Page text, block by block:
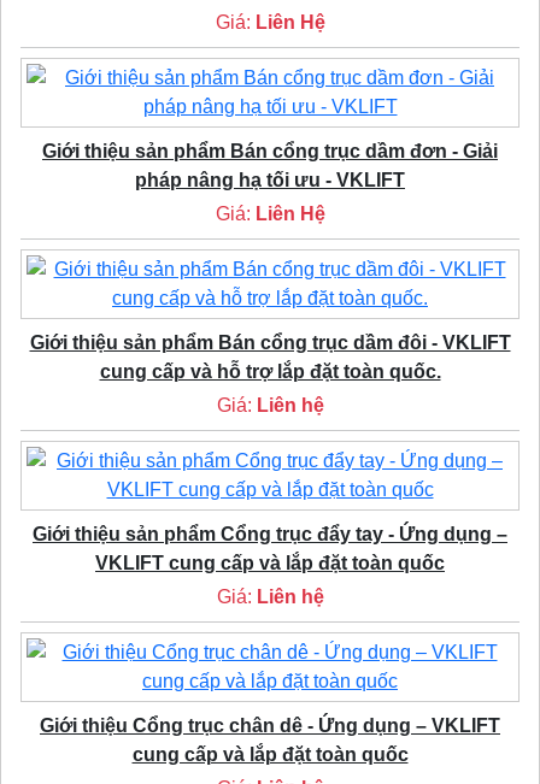
Giá: Liên Hệ
Giới thiệu sản phẩm Bán cổng trục dầm đơn - Giải
pháp nâng hạ tối ưu - VKLIFT
Giá: Liên Hệ
Giới thiệu sản phẩm Bán cổng trục dầm đôi - VKLIFT
cung cấp và hỗ trợ lắp đặt toàn quốc.
Giá: Liên hệ
Giới thiệu sản phẩm Cổng trục đẩy tay - Ứng dụng –
VKLIFT cung cấp và lắp đặt toàn quốc
Giá: Liên hệ
Giới thiệu Cổng trục chân dê - Ứng dụng – VKLIFT
cung cấp và lắp đặt toàn quốc